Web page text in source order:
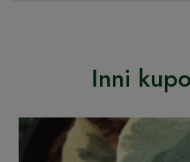
Inni